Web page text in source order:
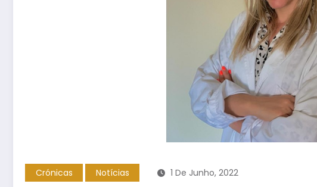
Crónicas Notícias 1 De Junho, 2022